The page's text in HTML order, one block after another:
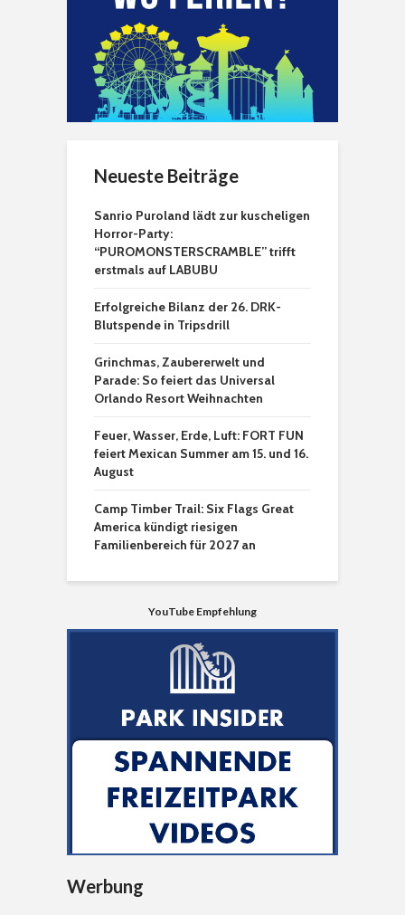
Neueste Beiträge
Sanrio Puroland lädt zur kuscheligen
Horror-Party:
“PUROMONSTERSCRAMBLE” trifft
erstmals auf LABUBU
Erfolgreiche Bilanz der 26. DRK-
Blutspende in Tripsdrill
Grinchmas, Zaubererwelt und
Parade: So feiert das Universal
Orlando Resort Weihnachten
Feuer, Wasser, Erde, Luft: FORT FUN
feiert Mexican Summer am 15. und 16.
August
Camp Timber Trail: Six Flags Great
America kündigt riesigen
Familienbereich für 2027 an
YouTube Empfehlung
Werbung